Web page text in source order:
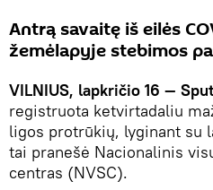
Antrą savaitę iš eilės
žemėlapyje stebimos
VILNIUS, lapkričio 16 —
registruota ketvirtadaliu
ligos protrūkių, lyginant su
tai pranešė Nacionalinis
centras (NVSC).